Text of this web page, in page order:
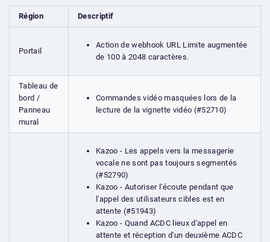
Région Descriptif
Portail
Action de webhook URL Limite augmentée
de 100 à 2048 caractères.
Tableau de
bord /
Panneau
mural
Commandes vidéo masquées lors de la
lecture de la vignette vidéo (#52710)
Kazoo - Les appels vers la messagerie
vocale ne sont pas toujours segmentés
(#52790)
Kazoo - Autoriser l'écoute pendant que
l'appel des utilisateurs cibles est en
attente (#51943)
Kazoo - Quand ACDC lieux d'appel en
attente et réception d'un deuxième ACDC